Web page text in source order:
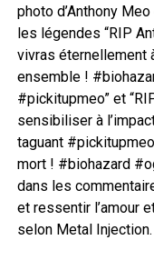
photo d’Anthony
les légendes “RIP
vivras éternellement
ensemble !
#pickitupmeo” et
sensibiliser à
taguant
mort ! #biohazard
dans les
et ressentir l’amour
selon Metal Injection.